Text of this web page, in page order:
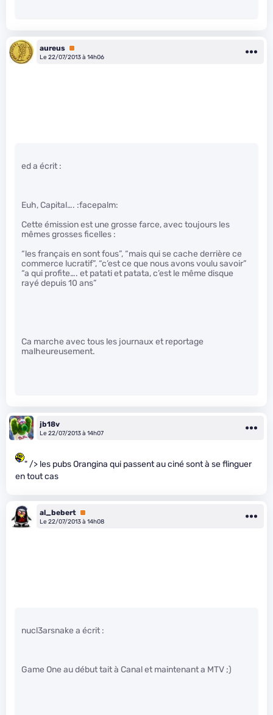
aureus Premium
Le 22/07/2013 à 14h06
ed a écrit :
Euh, Capital…. :facepalm:
Cette émission est une grosse farce, avec toujours les
mêmes grosses ficelles :
“les français en sont fous”, “mais qui se cache derrière ce
commerce lucratif”, “c’est ce que nous avons voulu savoir”
“a qui profite…. et patati et patata, c’est le même disque
rayé depuis 10 ans”
Ca marche avec tous les journaux et reportage
malheureusement.
jb18v
Le 22/07/2013 à 14h07
" /> les pubs Orangina qui passent au ciné sont à se flinguer
en tout cas
al_bebert Premium
Le 22/07/2013 à 14h08
nucl3arsnake a écrit :
Game One au début tait à Canal et maintenant a MTV ;)